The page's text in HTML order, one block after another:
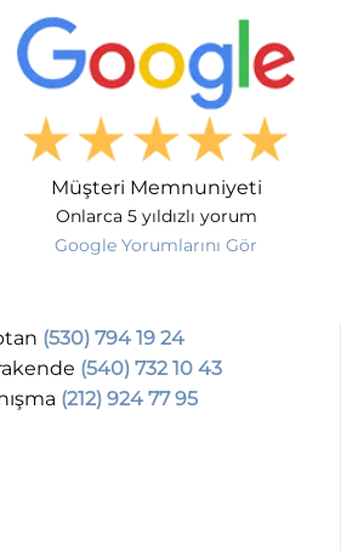
Müşteri Memnuniyeti
Onlarca 5 yıldızlı yorum
Google Yorumlarını Gör
(530) 794 19 24
(540) 732 10 43
(212) 924 77 95